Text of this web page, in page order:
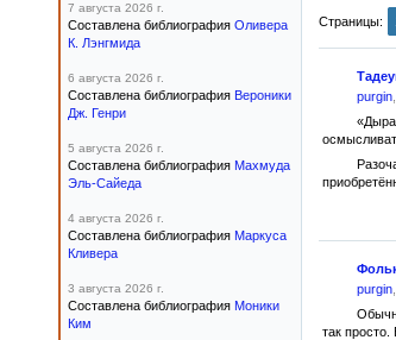
Страницы:
purgin
«Дыра
purgin
так
7 августа 2026 г.
Составлена библиография Оливера
К. Лэнгмида
6 августа 2026 г.
Составлена библиография Вероники
Дж. Генри
5 августа 2026 г.
Составлена библиография Махмуда
Эль-Сайеда
4 августа 2026 г.
Составлена библиография Маркуса
Кливера
3 августа 2026 г.
Составлена библиография Моники
Ким